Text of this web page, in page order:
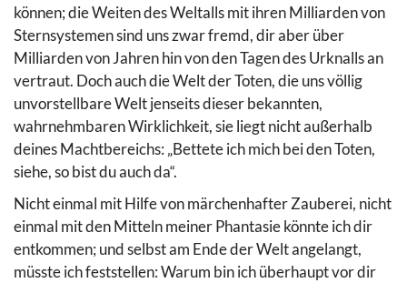
können; die Weiten des Weltalls mit ihren Milliarden von
Sternsystemen sind uns zwar fremd, dir aber über
Milliarden von Jahren hin von den Tagen des Urknalls an
vertraut. Doch auch die Welt der Toten, die uns völlig
unvorstellbare Welt jenseits dieser bekannten,
wahrnehmbaren Wirklichkeit, sie liegt nicht außerhalb
deines Machtbereichs: „Bettete ich mich bei den Toten,
siehe, so bist du auch da“.
Nicht einmal mit Hilfe von märchenhafter Zauberei, nicht
einmal mit den Mitteln meiner Phantasie könnte ich dir
entkommen; und selbst am Ende der Welt angelangt,
müsste ich feststellen: Warum bin ich überhaupt vor dir